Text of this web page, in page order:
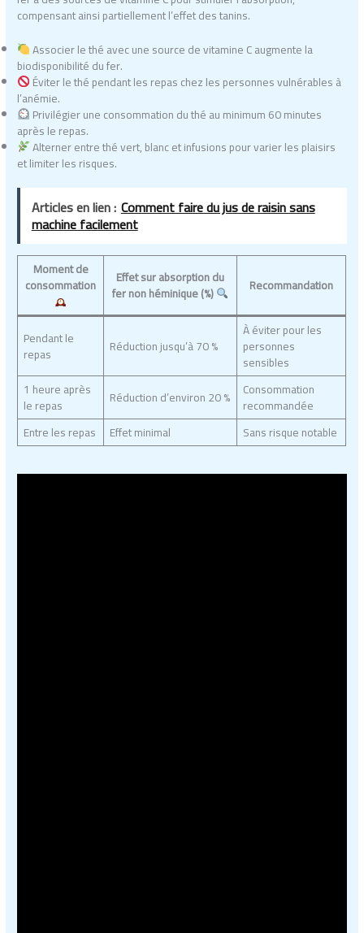
compensant ainsi partiellement l’effet des tanins.
Associer le thé avec une source de vitamine C augmente la
biodisponibilité du fer.
Éviter le thé pendant les repas chez les personnes vulnérables à
l’anémie.
Privilégier une consommation du thé au minimum 60 minutes
après le repas.
Alterner entre thé vert, blanc et infusions pour varier les plaisirs
et limiter les risques.
Articles en lien : Comment faire du jus de raisin sans
machine facilement
Moment de
consommation Effet sur absorption du
fer non héminique (%) Recommandation
Pendant le
repas Réduction jusqu’à 70 %
À éviter pour les
personnes
sensibles
1 heure après
le repas Réduction d’environ 20 % Consommation
recommandée
Entre les repas
Effet minimal Sans risque notable